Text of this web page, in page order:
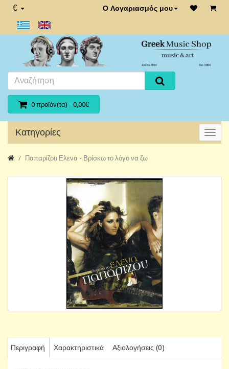
€ Ο Λογαριασμός μου
0 προϊόν(τα) - 0,00€
Κατηγορίες
Παπαρίζου Ελενα - Βρίσκω το λόγο να ζω
Περιγραφή Χαρακτηριστικά Αξιολογήσεις (0)